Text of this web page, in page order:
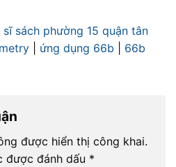
sách phường 15 quận tân
ứng dụng 66b
66b
được hiển thị công khai.
được đánh dấu *